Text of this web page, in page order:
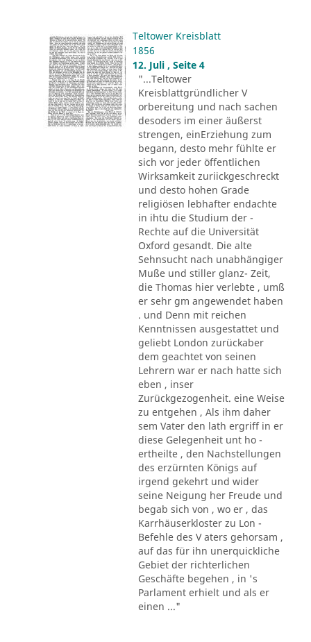
Teltower Kreisblatt
1856
12. Juli , Seite 4
"...Teltower
Kreisblattgründlicher V
orbereitung und nach sachen
desoders im einer äußerst
strengen, einErziehung zum
begann, desto mehr fühlte er
sich vor jeder öffentlichen
Wirksamkeit zuriickgeschreckt
und desto hohen Grade
religiösen lebhafter endachte
in ihtu die Studium der -
Rechte auf die Universität
Oxford gesandt. Die alte
Sehnsucht nach unabhängiger
Muße und stiller glanz- Zeit,
die Thomas hier verlebte , umß
er sehr gm angewendet haben
. und Denn mit reichen
Kenntnissen ausgestattet und
geliebt London zurückaber
dem geachtet von seinen
Lehrern war er nach hatte sich
eben , inser
Zurückgezogenheit. eine Weise
zu entgehen , Als ihm daher
sem Vater den lath ergriff in er
diese Gelegenheit unt ho -
ertheilte , den Nachstellungen
des erzürnten Königs auf
irgend gekehrt und wider
seine Neigung her Freude und
begab sich von , wo er , das
Karrhäuserkloster zu Lon -
Befehle des V aters gehorsam ,
auf das für ihn unerquickliche
Gebiet der richterlichen
Geschäfte begehen , in 's
Parlament erhielt und als er
einen ..."